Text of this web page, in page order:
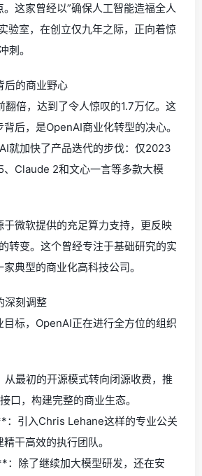
这家曾经以”确保人工智能造福全人
验室，在创立仅九年之际，正向着惊
刺。
后的商业野心
翻倍，达到了令人惊叹的1.7万亿。这
后，是OpenAI商业化转型的决心。
就加快了产品迭代的步伐：仅2023
Claude 2和文心一言等多款大模
微软提供的充足算力支持，更反映
转变。这个曾经专注于基础研究的实
典型的商业化高科技公司。
深刻调整
目标，OpenAI正在进行全方位的组织
最初的开源模式转向闭源收费，推
口，构建完整的商业生态。
：引入Chris Lehane这样的专业公关
干高效的执行团队。
除了继续加大模型研发，还在安